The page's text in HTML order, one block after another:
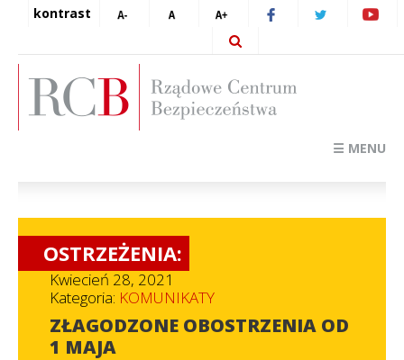
kontrast
☰ MENU
OSTRZEŻENIA:
Kwiecień 28, 2021
Kategoria: KOMUNIKATY
ZŁAGODZONE OBOSTRZENIA OD
1 MAJA